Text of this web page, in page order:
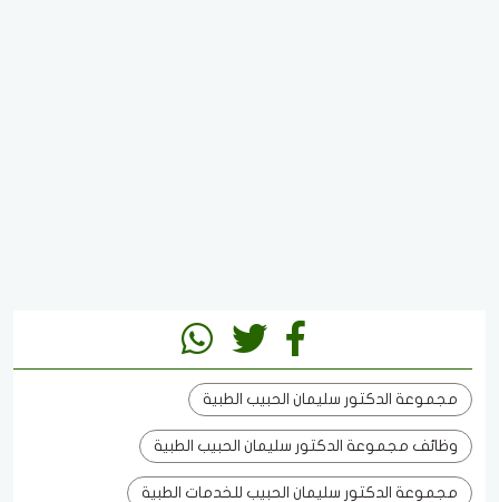
مجموعة الدكتور سليمان الحبيب الطبية
وظائف مجموعة الدكتور سليمان الحبيب الطبية
مجموعة الدكتور سليمان الحبيب للخدمات الطبية